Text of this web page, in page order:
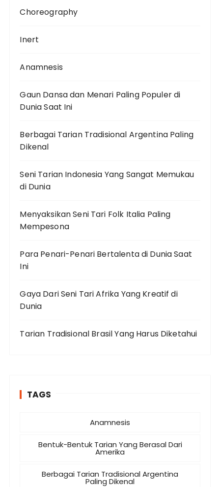
Choreography
Inert
Anamnesis
Gaun Dansa dan Menari Paling Populer di
Dunia Saat Ini
Berbagai Tarian Tradisional Argentina Paling
Dikenal
Seni Tarian Indonesia Yang Sangat Memukau
di Dunia
Menyaksikan Seni Tari Folk Italia Paling
Mempesona
Para Penari-Penari Bertalenta di Dunia Saat
Ini
Gaya Dari Seni Tari Afrika Yang Kreatif di
Dunia
Tarian Tradisional Brasil Yang Harus Diketahui
TAGS
Anamnesis
Bentuk-Bentuk Tarian Yang Berasal Dari
Amerika
Berbagai Tarian Tradisional Argentina
Paling Dikenal